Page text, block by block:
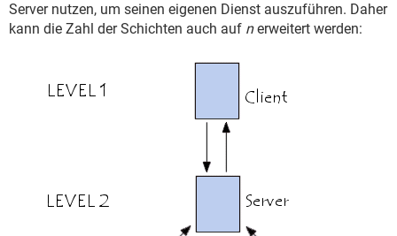
Server nutzen, um seinen eigenen Dienst auszuführen. Daher
kann die Zahl der Schichten auch auf nerweitert werden: